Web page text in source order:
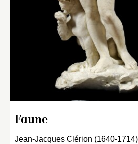
Faune
Jean-Jacques Clérion (1640-1714)